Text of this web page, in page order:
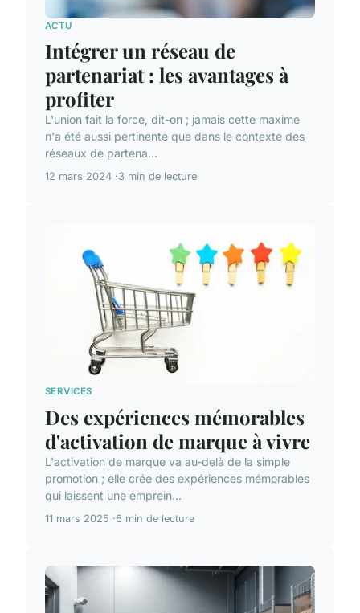
ACTU
Intégrer un réseau de
partenariat : les avantages à
profiter
L'union fait la force, dit-on ; jamais cette maxime
n'a été aussi pertinente que dans le contexte des
réseaux de partena...
12 mars 2024 3 min de lecture
SERVICES
Des expériences mémorables
d'activation de marque à vivre
L'activation de marque va au-delà de la simple
promotion ; elle crée des expériences mémorables
qui laissent une emprein...
11 mars 2025 6 min de lecture